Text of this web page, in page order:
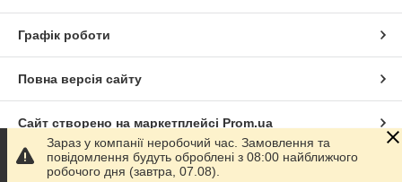
Графік роботи
Повна версія сайту
Сайт створено на маркетплейсі Prom.ua
Політика конфіденційності
Зараз у компанії неробочий час. Замовлення та
повідомлення будуть оброблені з 08:00 найближчого
робочого дня (завтра, 07.08).